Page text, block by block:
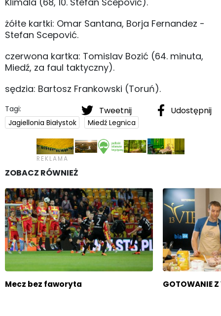
żółte kartki: Omar Santana, Borja Fernandez -
Stefan Scepović.
czerwona kartka: Tomislav Bozić (64. minuta,
Miedź, za faul taktyczny).
sędzia: Bartosz Frankowski (Toruń).
Tweetnij Udostępnij
Tagi:
Jagiellonia Białystok
Miedź Legnica
ZOBACZ RÓWNIEŻ
Mecz bez faworyta GOTOWANIE